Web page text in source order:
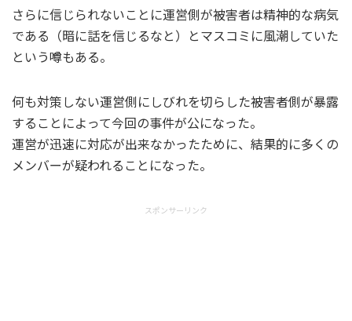
さらに信じられないことに運営側が被害者は精神的な病気
である（暗に話を信じるなと）とマスコミに風潮していた
という噂もある。
何も対策しない運営側にしびれを切らした被害者側が暴露
することによって今回の事件が公になった。
運営が迅速に対応が出来なかったために、結果的に多くの
メンバーが疑われることになった。
スポンサーリンク